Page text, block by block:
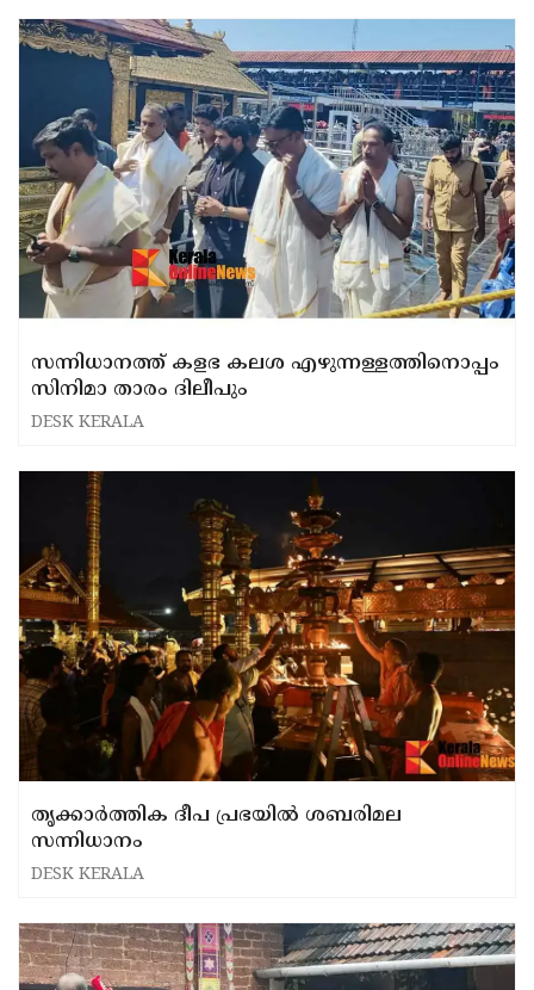
സന്നിധാനത്ത് കളഭ കലശ എഴുന്നള്ളത്തിനൊപ്പം
സിനിമാ താരം ദിലീപും
DESK KERALA
തൃക്കാര്‍ത്തിക ദീപ പ്രഭയില്‍ ശബരിമല
സന്നിധാനം
DESK KERALA